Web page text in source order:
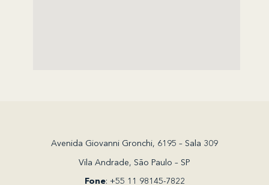
Avenida Giovanni Gronchi, 6195 – Sala 309
Vila Andrade, São Paulo – SP
Fone: +55 11 98145-7822